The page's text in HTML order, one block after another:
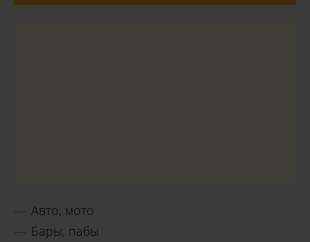
Авто, мото
Бары, пабы